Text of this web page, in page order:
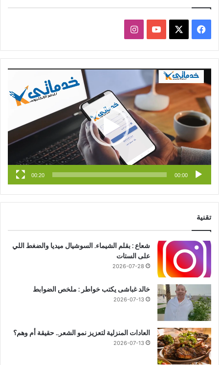
ي
س
ب
و
ك
X
Y
o
u
T
u
b
e
ن
س
ت
ق
ر
ا
م
مشغل
الفيديو
00:00
00:20
تقنية
شعاع : بقلم الشيماء. السوشيال ميديا والضغط اللي
على الستات
2026-07-28
خالد غباشى يكتب خواطر : ملخص الضوابط
2026-07-13
العادات المنزلية لتعزيز نمو الشعر.. حقيقة أم وهم؟
2026-07-13